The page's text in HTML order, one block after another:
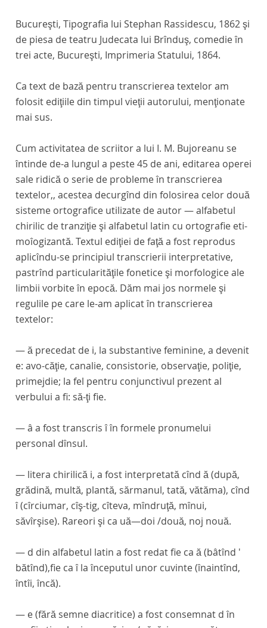
Bucureşti, Tipografia lui Stephan Rassidescu, 1862 şi
de piesa de teatru Judecata lui Brînduş, comedie în
trei acte, Bucureşti, Imprimeria Statului, 1864.
Ca text de bază pentru transcrierea textelor am
folosit ediţiile din timpul vieţii autorului, menţionate
mai sus.
Cum activitatea de scriitor a lui I. M. Bujoreanu se
întinde de-a lungul a peste 45 de ani, editarea operei
sale ridică o serie de probleme în transcrierea
textelor,, acestea decurgînd din folosirea celor două
sisteme ortografice utilizate de autor — alfabetul
chirilic de tranziţie şi alfabetul latin cu ortografie eti-
moîogizantă. Textul ediţiei de faţă a fost reprodus
aplicîndu-se principiul transcrierii interpretative,
pastrînd particularităţile fonetice şi morfologice ale
limbii vorbite în epocă. Dăm mai jos normele şi
regulile pe care le-am aplicat în transcrierea
textelor:
—ă precedat de i, la substantive feminine, a devenit
e: avo-căţie, canalie, consistorie, observaţie, poliţie,
primejdie; la fel pentru conjunctivul prezent al
verbului a fi: să-ţi fie.
— â a fost transcrisîîn formele pronumelui
personal dînsul.
— litera chirilică i, a fost interpretată cînd ă (după,
grădină, multă, plantă, sărmanul, tată, vătăma), cînd
î (cîrciumar, cîş-tig, cîteva, mîndruţă, mînui,
săvîrşise). Rareori şi ca uă—doi /două, noj nouă.
— d din alfabetul latin a fost redat fie ca ă (bâtînd '
bătînd),fie caîla începutul unor cuvinte(înaintînd,
întîi, încă).
— e(fără semne diacritice) a fost consemnat d în